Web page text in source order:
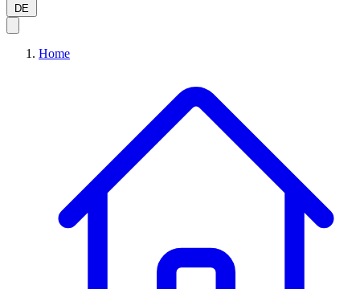
DE
Home